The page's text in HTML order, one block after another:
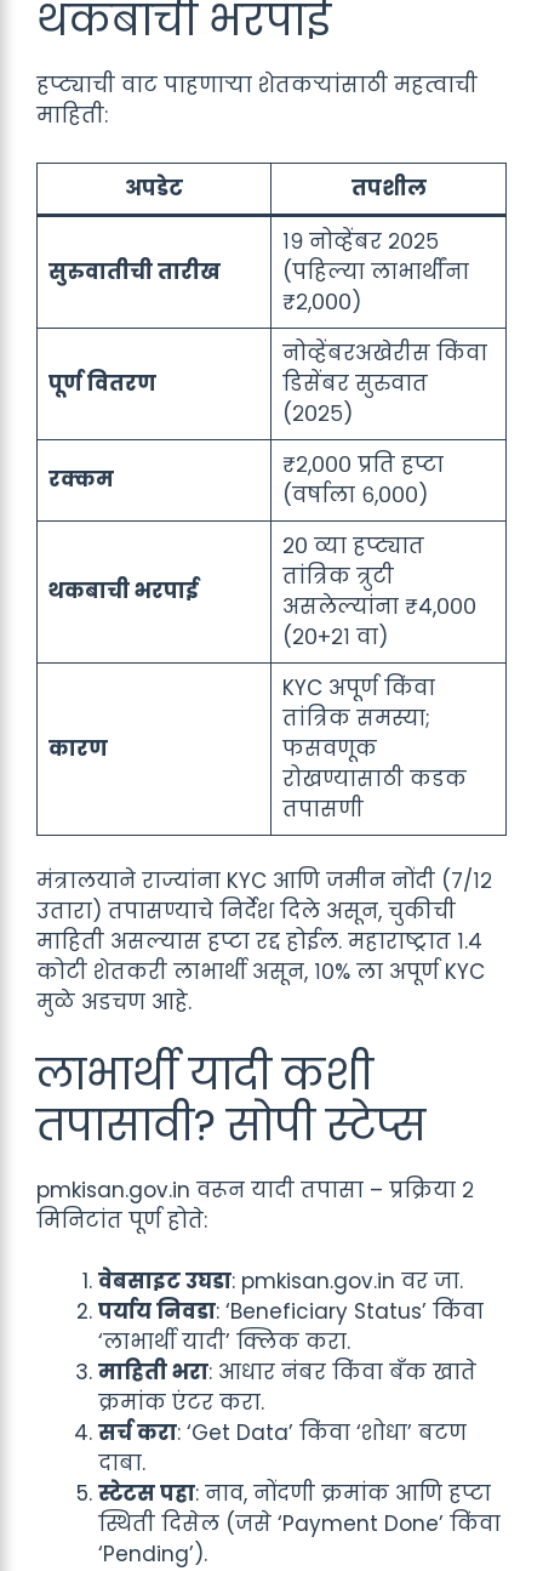
थकबाची भरपाई
हप्ट्याची वाट पाहणाऱ्या शेतकऱ्यांसाठी महत्वाची
माहिती:
अपडेट तपशील
सुरुवातीची तारीख
१९ नोव्हेंबर २०२५
(पहिल्या लाभार्थींना
₹२,०००)
पूर्ण वितरण
नोव्हेंबरअखेरीस किंवा
डिसेंबर सुरुवात
(२०२५)
रक्कम
₹२,००० प्रति हप्टा
(वर्षाला ६,०००)
थकबाची भरपाई
२० व्या हप्ट्यात
तांत्रिक त्रुटी
असलेल्यांना ₹४,०००
(२०+२१ वा)
कारण
KYC अपूर्ण किंवा
तांत्रिक समस्या;
फसवणूक
रोखण्यासाठी कडक
तपासणी
मंत्रालयाने राज्यांना KYC आणि जमीन नोंदी (७/१२
उतारा) तपासण्याचे निर्देश दिले असून, चुकीची
माहिती असल्यास हप्टा रद्द होईल. महाराष्ट्रात १.४
कोटी शेतकरी लाभार्थी असून, १०% ला अपूर्ण KYC
मुळे अडचण आहे.
लाभार्थी यादी कशी
तपासावी? सोपी स्टेप्स
pmkisan.gov.in वरून यादी तपासा – प्रक्रिया २
मिनिटांत पूर्ण होते:
वेबसाइट उघडा: pmkisan.gov.in वर जा.
पर्याय निवडा: ‘Beneficiary Status’ किंवा
‘लाभार्थी यादी’ क्लिक करा.
माहिती भरा: आधार नंबर किंवा बँक खाते
क्रमांक एंटर करा.
सर्च करा: ‘Get Data’ किंवा ‘शोधा’ बटण
दाबा.
स्टेटस पहा: नाव, नोंदणी क्रमांक आणि हप्टा
स्थिती दिसेल (जसे ‘Payment Done’ किंवा
‘Pending’).